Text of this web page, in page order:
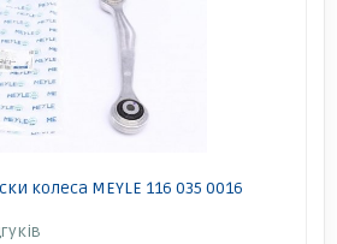
колеса MEYLE 116 035 0016